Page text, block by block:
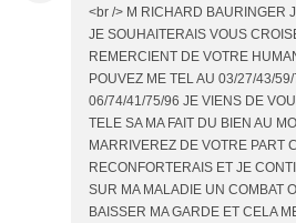
<br /> M RICHARD BAURINGER
JE SOUHAITERAIS VOUS
REMERCIENT DE VOTRE
POUVEZ ME TEL AU 03/27/43/
06/74/41/75/96 JE VIENS DE
TELE SA MA FAIT DU BIEN AU
MARRIVEREZ DE VOTRE PART
RECONFORTERAIS ET JE
SUR MA MALADIE UN COMBAT
BAISSER MA GARDE ET CELA